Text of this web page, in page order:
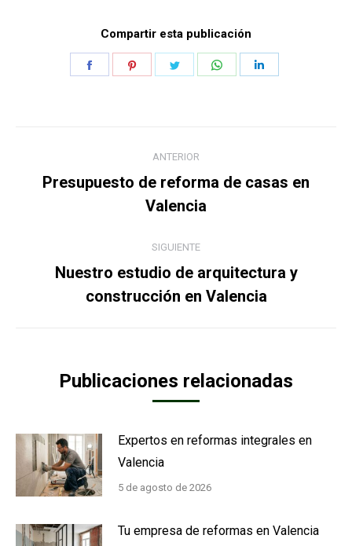
Compartir esta publicación
entre
publicaciones
ANTERIOR
Publicación
anterior:
Presupuesto de reforma de casas en
Valencia
SIGUIENTE
Publicación
siguiente:
Nuestro estudio de arquitectura y
construcción en Valencia
Publicaciones relacionadas
Expertos en reformas integrales en
Valencia
5 de agosto de 2026
Tu empresa de reformas en Valencia